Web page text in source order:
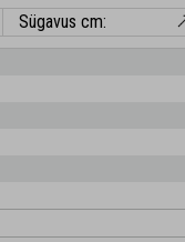
Sügavus cm: